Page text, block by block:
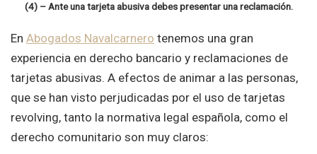
(4) – Ante una tarjeta abusiva debes presentar una reclamación.
En Abogados Navalcarnero tenemos una gran
experiencia en derecho bancario y reclamaciones de
tarjetas abusivas. A efectos de animar a las personas,
que se han visto perjudicadas por el uso de tarjetas
revolving, tanto la normativa legal española, como el
derecho comunitario son muy claros: